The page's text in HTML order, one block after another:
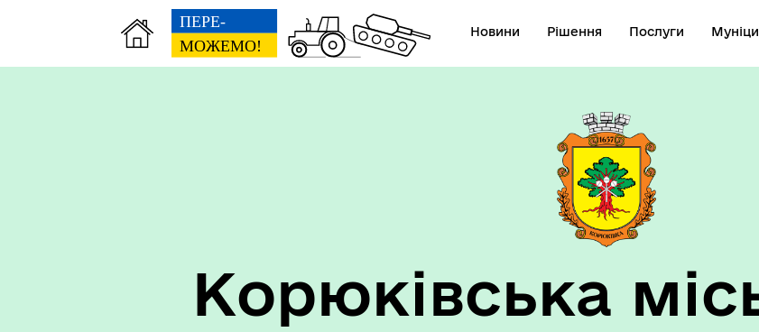
Новини Рішення Послуги
Рішення сесії
Корюківська